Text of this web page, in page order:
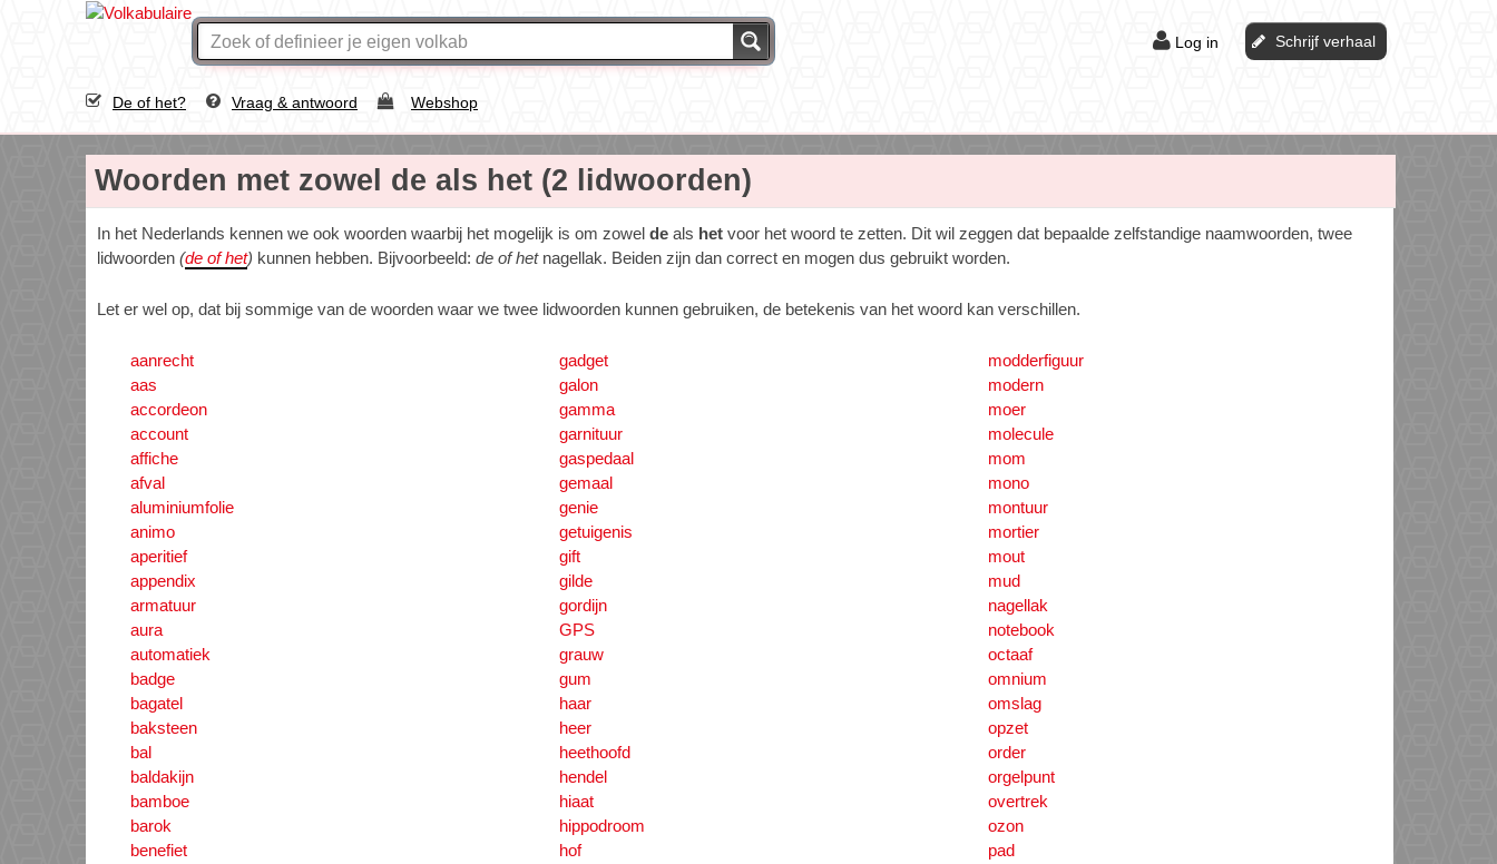
Log in Schrijf verhaal
De of het? Vraag & antwoord Webshop
Woorden met zowel de als het (2 lidwoorden)
In het Nederlands kennen we ook woorden waarbij het mogelijk is om zowel de als het voor het woord te zetten. Dit wil zeggen dat bepaalde zelfstandige naamwoorden, twee
lidwoorden (de of het) kunnen hebben. Bijvoorbeeld: de of hetnagellak. Beiden zijn dan correct en mogen dus gebruikt worden.
Let er wel op, dat bij sommige van de woorden waar we twee lidwoorden kunnen gebruiken, de betekenis van het woord kan verschillen.
aanrecht
aas
accordeon
account
affiche
afval
aluminiumfolie
animo
aperitief
appendix
armatuur
aura
automatiek
badge
bagatel
baksteen
bal
baldakijn
bamboe
barok
benefiet
gadget
galon
gamma
garnituur
gaspedaal
gemaal
genie
getuigenis
gift
gilde
gordijn
GPS
grauw
gum
haar
heer
heethoofd
hendel
hiaat
hippodroom
hof
modderfiguur
modern
moer
molecule
mom
mono
montuur
mortier
mout
mud
nagellak
notebook
octaaf
omnium
omslag
opzet
order
orgelpunt
overtrek
ozon
pad